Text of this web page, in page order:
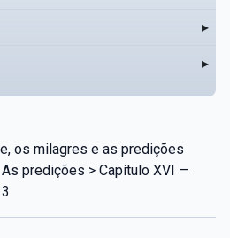
▸
▸
os milagres e as predições
predições > Capítulo XVI —